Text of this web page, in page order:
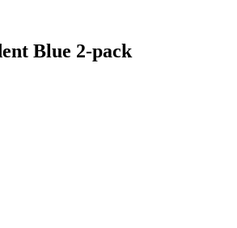
Blue 2-pack